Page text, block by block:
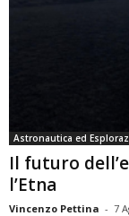
Astronautica ed
Il futuro
l’Etna
Vincenzo Pettina - 7